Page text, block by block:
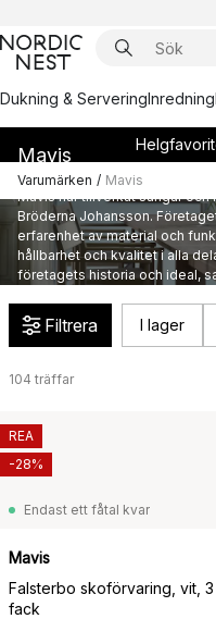
Dukning & ServeringInredning
Varumärken / Mavis
Mavis
Mavis har tillverkat sängar och
Bröderna Johansson.
erfarenhet av material och
hållbarhet och kvalitet i alla
företagets historia och ideal,
möbler som är både gedigna
genomsyrar hela sortimentet.
Filtrera I lager
104 träffar
Endast ett fåtal kvar
Mavis
Falsterbo skoförvaring, vit, 3
fack
REA
-28%